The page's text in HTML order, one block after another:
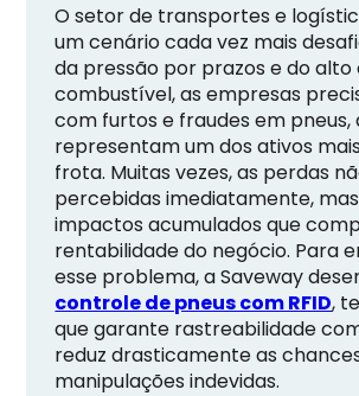
O setor de transportes e
um cenário cada vez mais
da pressão por prazos e do alto
combustível, as empresas
com furtos e fraudes em pneus,
representam um dos ativos
frota. Muitas vezes, as perdas
percebidas imediatamente,
impactos acumulados que
rentabilidade do negócio. Para
esse problema, a Saveway
controle de pneus com RFID,
que garante rastreabilidade
reduz drasticamente as
manipulações indevidas.